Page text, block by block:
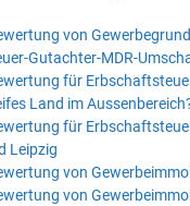
von
Gutachter-MDR-
für
Land im
für
Leipzig
von
von